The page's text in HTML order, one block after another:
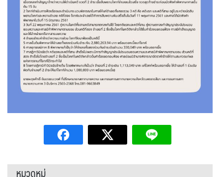
หมวดหมู่